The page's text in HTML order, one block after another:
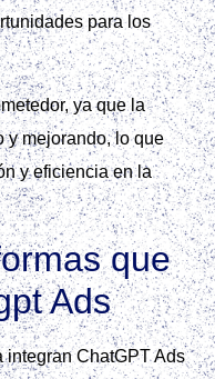
para los
ya que la
y mejorando, lo que
y eficiencia en la
que
Ads
integran ChatGPT Ads